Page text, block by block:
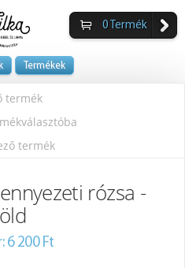
Termékek
0 Termék
termék
termék
rózsa -
6 200 Ft